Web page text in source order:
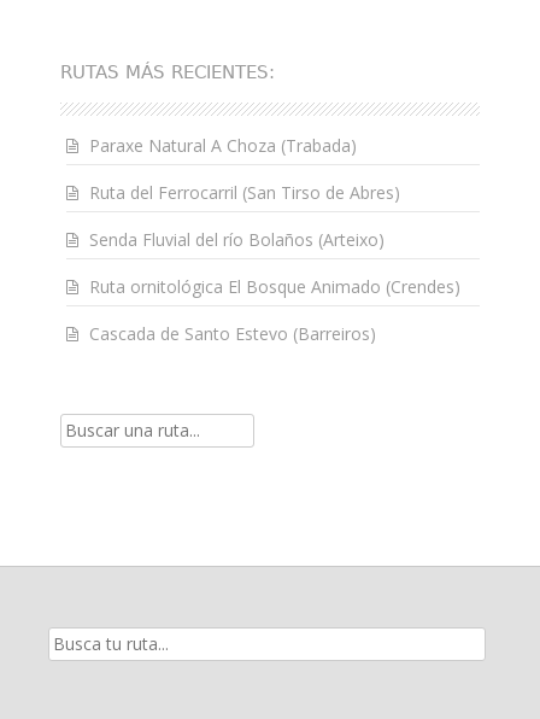
RUTAS MÁS RECIENTES:
Paraxe Natural A Choza (Trabada)
Ruta del Ferrocarril (San Tirso de Abres)
Senda Fluvial del río Bolaños (Arteixo)
Ruta ornitológica El Bosque Animado (Crendes)
Cascada de Santo Estevo (Barreiros)
Resultados